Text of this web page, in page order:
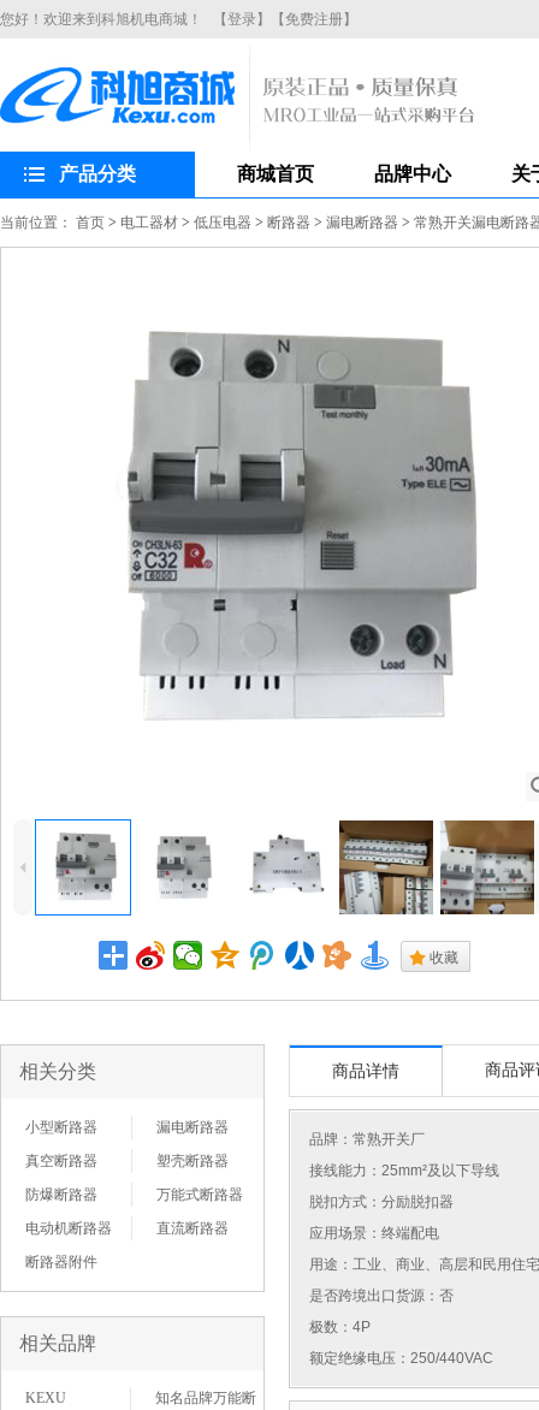
您好！欢迎来到科旭机电商城！ 【登录】 【免费注册】
产品分类 商城首页 品牌中心 关
当前位置： 首页 > 电工器材 > 低压电器 > 断路器 > 漏电断路器 > 常熟开关漏电断路
4
. 收藏
相关分类
小型断路器
漏电断路器
真空断路器
塑壳断路器
防爆断路器
万能式断路器
电动机断路器
直流断路器
断路器附件
相关品牌
KEXU
知名品牌万能断
商品详情 商品评
品牌： 常熟开关厂
接线能力：25mm²及以下导线
脱扣方式：分励脱扣器
应用场景：终端配电
用途：工业、商业、高层和民用住
是否跨境出口货源：否
极数：4P
额定绝缘电压：250/440VAC